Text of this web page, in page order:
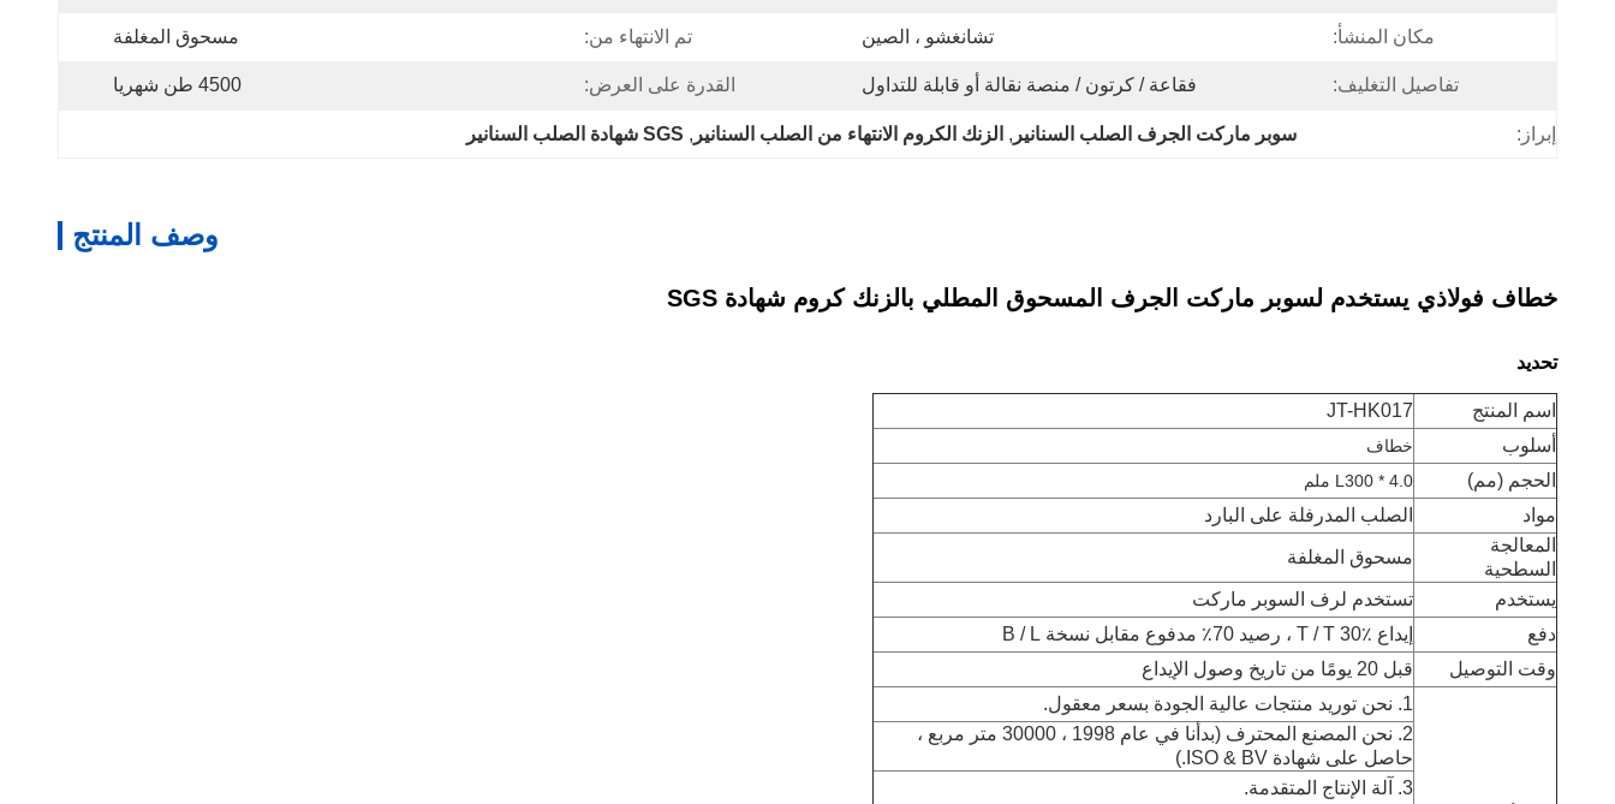
مكان المنشأ: تشانغشو ، الصين تم الانتهاء من: مسحوق المغلفة
تفاصيل التغليف: فقاعة / كرتون / منصة نقالة أو قابلة للتداول القدرة على العرض: 4500 طن شهريا
إبراز: سوبر ماركت الجرف الصلب السنانير , الزنك الكروم الانتهاء من الصلب السنانير , SGS شهادة الصلب السنانير
وصف المنتج
خطاف فولاذي يستخدم لسوبر ماركت الجرف المسحوق المطلي بالزنك كروم شهادة SGS
تحديد
اسم المنتج
JT-HK017
أسلوب
خطاف
الحجم (مم) L300 * 4.0 ملم
مواد
الصلب المدرفلة على البارد
المعالجة
السطحية
مسحوق المغلفة
يستخدم
تستخدم لرف السوبر ماركت
دفع
إيداع T / T 30٪ ، رصيد 70٪ مدفوع مقابل نسخة B / L
وقت التوصيل
قبل 20 يومًا من تاريخ وصول الإيداع
1. نحن توريد منتجات عالية الجودة بسعر معقول.
2. نحن المصنع المحترف (بدأنا في عام 1998 ، 30000 متر مربع ،
حاصل على شهادة ISO & BV.)
3. آلة الإنتاج المتقدمة.